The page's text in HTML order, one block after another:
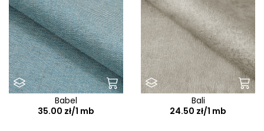
Babel
35.00 zł/1 mb
Bali
24.50 zł/1 mb